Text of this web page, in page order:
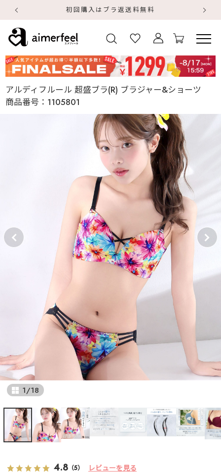
初回購入はブラ返送料無料
アルディフルール 超盛ブラ(R) ブラジャー&ショーツ
商品番号： 1105801
1/18
4.8 （5） レビューを見る